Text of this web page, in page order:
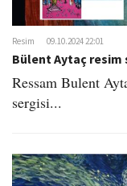
Resim 09.10.2024 22:01
Bülent Aytaç resim
Ressam Bulent
sergisi...